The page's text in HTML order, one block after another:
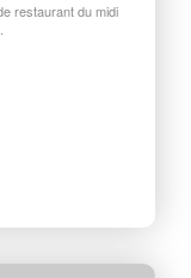
restaurant du midi